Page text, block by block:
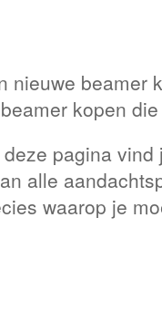
nieuwe beamer
kopen
pagina
alle
waarop je